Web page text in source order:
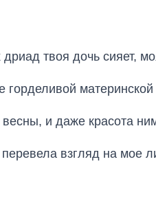
твоя дочь сияет,
и даже красота
взгляд на мое